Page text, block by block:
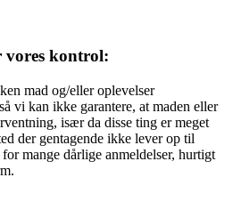
vores kontrol:
mad og/eller oplevelser
vi kan ikke garantere, at maden eller
især da disse ting er meget
der gentagende ikke lever op til
mange dårlige anmeldelser, hurtigt